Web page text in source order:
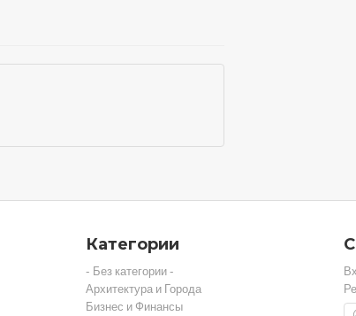
Категории
- Без категории -
Архитектура и Города
Бизнес и Финансы